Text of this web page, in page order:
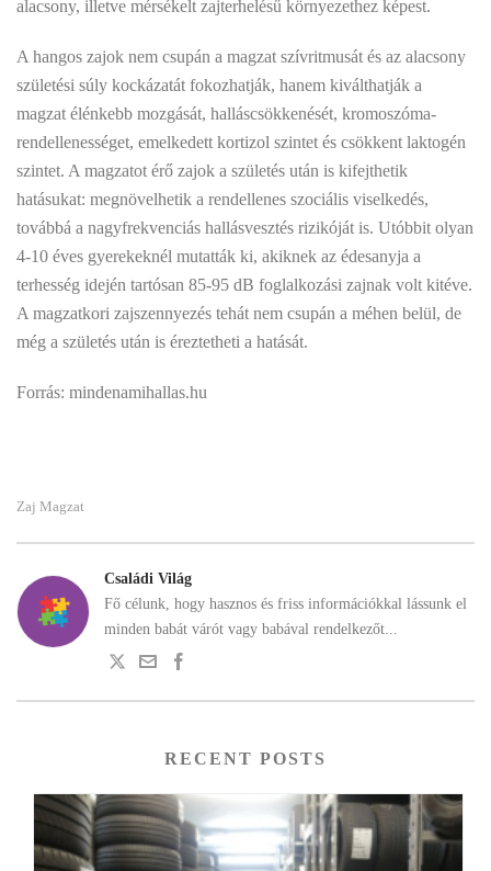
alacsony, illetve mérsékelt zajterhelésű környezethez képest.
A hangos zajok nem csupán a magzat szívritmusát és az alacsony
születési súly kockázatát fokozhatják, hanem kiválthatják a
magzat élénkebb mozgását, halláscsökkenését, kromoszóma-
rendellenességet, emelkedett kortizol szintet és csökkent laktogén
szintet. A magzatot érő zajok a születés után is kifejthetik
hatásukat: megnövelhetik a rendellenes szociális viselkedés,
továbbá a nagyfrekvenciás hallásvesztés rizikóját is. Utóbbit olyan
4-10 éves gyerekeknél mutatták ki, akiknek az édesanyja a
terhesség idején tartósan 85-95 dB foglalkozási zajnak volt kitéve.
A magzatkori zajszennyezés tehát nem csupán a méhen belül, de
még a születés után is éreztetheti a hatását.
Forrás: mindenamihallas.hu
Zaj Magzat
Családi Világ
Fő célunk, hogy hasznos és friss információkkal lássunk el
minden babát várót vagy babával rendelkezőt...
RECENT POSTS